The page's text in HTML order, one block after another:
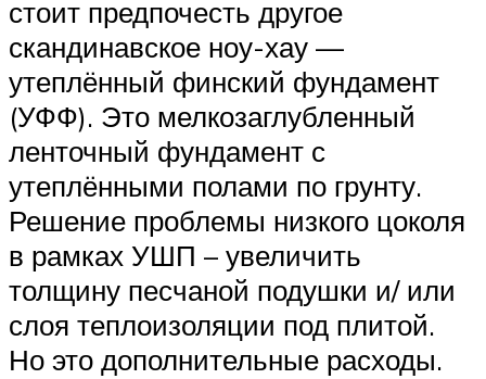
стоит предпочесть другое
скандинавское ноу-хау —
утеплённый финский фундамент
(УФФ). Это мелкозаглубленный
ленточный фундамент с
утеплёнными полами по грунту.
Решение проблемы низкого цоколя
в рамках УШП – увеличить
толщину песчаной подушки и/ или
слоя теплоизоляции под плитой.
Но это дополнительные расходы.